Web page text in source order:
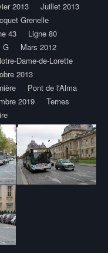
2013
Juillet 2013
Grenelle
43
Ligne 80
G
Mars 2012
Dame-de-Lorette
2013
Pont de l'Alma
2019
Ternes